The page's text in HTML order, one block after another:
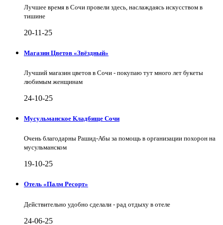
Лучшее время в Сочи провели здесь, наслаждаясь искусством в
тишине
20-11-25
Магазин Цветов «Звёздный»
Лучший магазин цветов в Сочи - покупаю тут много лет букеты
любимым женщинам
24-10-25
Мусульманское Кладбище Сочи
Очень благодарны Рашид-Абы за помощь в организации похорон на
мусульманском
19-10-25
Отель «Палм Ресорт»
Действительно удобно сделали - рад отдыху в отеле
24-06-25